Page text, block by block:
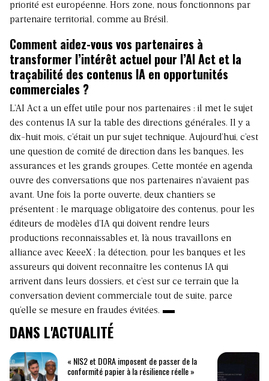
priorité est européenne. Hors zone, nous fonctionnons par
partenaire territorial, comme au Brésil.
Comment aidez-vous vos partenaires à
transformer l’intérêt actuel pour l’AI Act et la
traçabilité des contenus IA en opportunités
commerciales ?
L’AI Act a un effet utile pour nos partenaires : il met le sujet
des contenus IA sur la table des directions générales. Il y a
dix-huit mois, c’était un pur sujet technique. Aujourd’hui, c’est
une question de comité de direction dans les banques, les
assurances et les grands groupes. Cette montée en agenda
ouvre des conversations que nos partenaires n’avaient pas
avant. Une fois la porte ouverte, deux chantiers se
présentent : le marquage obligatoire des contenus, pour les
éditeurs de modèles d’IA qui doivent rendre leurs
productions reconnaissables et, là nous travaillons en
alliance avec KeeeX ; la détection, pour les banques et les
assureurs qui doivent reconnaître les contenus IA qui
arrivent dans leurs dossiers, et c’est sur ce terrain que la
conversation devient commerciale tout de suite, parce
qu’elle se mesure en fraudes évitées.
DANS L'ACTUALITÉ
« NIS2 et DORA imposent de passer de la
conformité papier à la résilience réelle »